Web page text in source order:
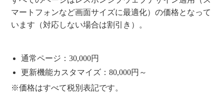
マートフォンなど画面サイズに最適化）の価格となって
います（対応しない場合は割引き）。
通常ページ：30,000円
更新機能カスタマイズ：80,000円～
※価格はすべて税別表記です。